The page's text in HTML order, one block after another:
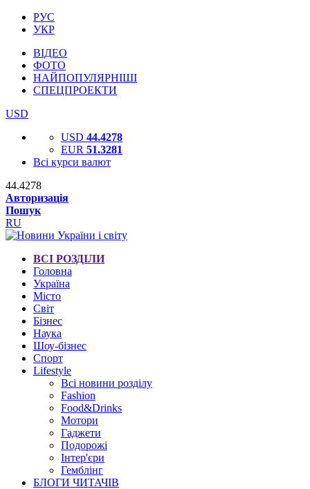
РУС
УКР
ВІДЕО
ФОТО
НАЙПОПУЛЯРНІШІ
СПЕЦПРОЕКТИ
USD
USD 44.4278
EUR 51.3281
Всі курси валют
44.4278
Авторизація
Пошук
RU
ВСІ РОЗДІЛИ
Головна
Україна
Місто
Світ
Бізнес
Наука
Шоу-бізнес
Спорт
Lifestyle
Всі новини розділу
Fashion
Food&Drinks
Мотори
Гаджети
Подорожі
Інтер'єри
Гемблінг
БЛОГИ ЧИТАЧІВ